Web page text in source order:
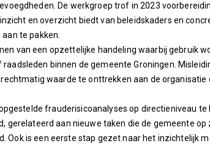
De werkgroep trof in 2023
en overzicht biedt van beleidskaders en
te pakken.
van een opzettelijke handeling waarbij gebruik
binnen de gemeente Groningen.
waarde te onttrekken aan de
frauderisicoanalyses op directieniveau
gerelateerd aan nieuwe taken die de gemeente
Ook is een eerste stap gezet naar het inzichtelijk